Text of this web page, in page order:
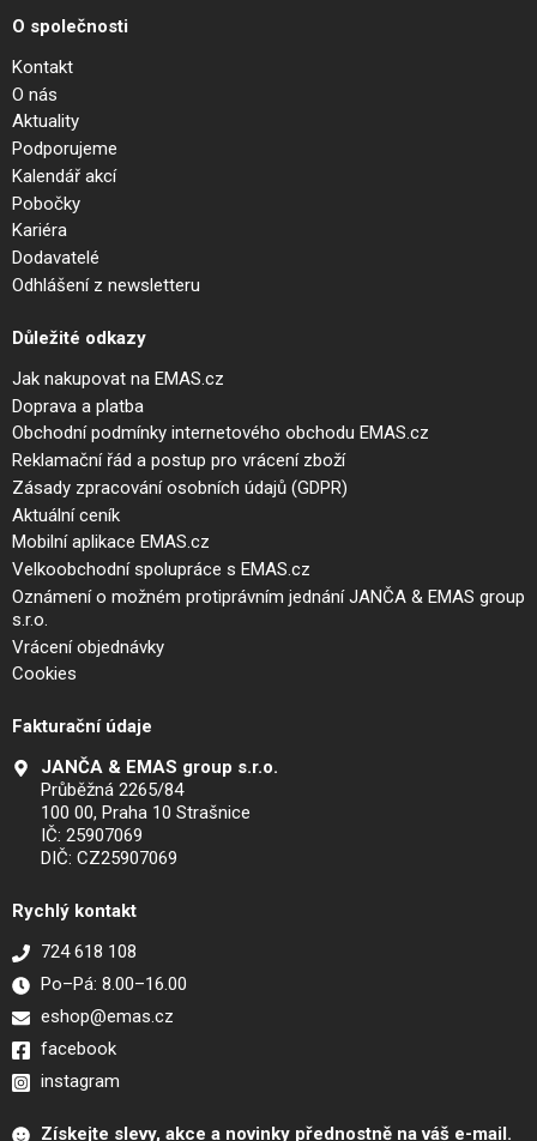
O společnosti
Kontakt
O nás
Aktuality
Podporujeme
Kalendář akcí
Pobočky
Kariéra
Dodavatelé
Odhlášení z newsletteru
Důležité odkazy
Jak nakupovat na EMAS.cz
Doprava a platba
Obchodní podmínky internetového obchodu EMAS.cz
Reklamační řád a postup pro vrácení zboží
Zásady zpracování osobních údajů (GDPR)
Aktuální ceník
Mobilní aplikace EMAS.cz
Velkoobchodní spolupráce s EMAS.cz
Oznámení o možném protiprávním jednání JANČA & EMAS group
s.r.o.
Vrácení objednávky
Cookies
Fakturační údaje
JANČA & EMAS group s.r.o.
Průběžná 2265/84
100 00, Praha 10 Strašnice
IČ: 25907069
DIČ: CZ25907069
Rychlý kontakt
724 618 108
Po–Pá: 8.00–16.00
eshop@emas.cz
facebook
instagram
Získejte slevy, akce a novinky přednostně na váš e-mail.